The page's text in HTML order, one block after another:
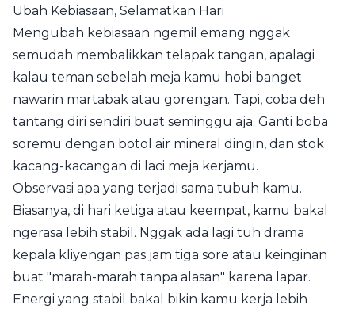
Ubah Kebiasaan, Selamatkan Hari
Mengubah kebiasaan ngemil emang nggak
semudah membalikkan telapak tangan, apalagi
kalau teman sebelah meja kamu hobi banget
nawarin martabak atau gorengan. Tapi, coba deh
tantang diri sendiri buat seminggu aja. Ganti boba
soremu dengan botol air mineral dingin, dan stok
kacang-kacangan di laci meja kerjamu.
Observasi apa yang terjadi sama tubuh kamu.
Biasanya, di hari ketiga atau keempat, kamu bakal
ngerasa lebih stabil. Nggak ada lagi tuh drama
kepala kliyengan pas jam tiga sore atau keinginan
buat "marah-marah tanpa alasan" karena lapar.
Energi yang stabil bakal bikin kamu kerja lebih